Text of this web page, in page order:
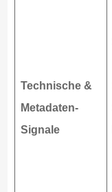
Technische &
Metadaten-
Signale